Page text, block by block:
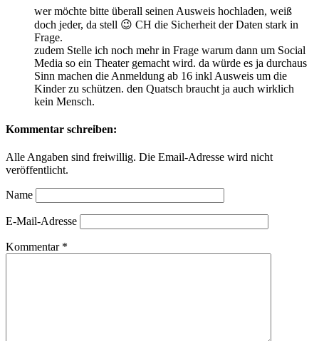
wer möchte bitte überall seinen Ausweis hochladen, weiß
doch jeder, da stell 😉 CH die Sicherheit der Daten stark in
Frage.
zudem Stelle ich noch mehr in Frage warum dann um Social
Media so ein Theater gemacht wird. da würde es ja durchaus
Sinn machen die Anmeldung ab 16 inkl Ausweis um die
Kinder zu schützen. den Quatsch braucht ja auch wirklich
kein Mensch.
Kommentar schreiben:
Alle Angaben sind freiwillig. Die Email-Adresse wird nicht
veröffentlicht.
Name
E-Mail-Adresse
Kommentar *